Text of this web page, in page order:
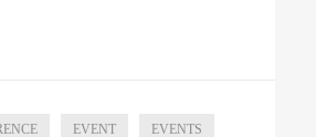
EVENT EVENTS